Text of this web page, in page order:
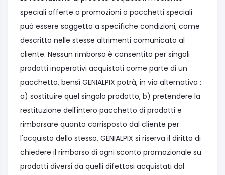
speciali offerte o promozioni o pacchetti speciali
può essere soggetta a specifiche condizioni, come
descritto nelle stesse altrimenti comunicato al
cliente. Nessun rimborso è consentito per singoli
prodotti inoperativi acquistati come parte di un
pacchetto, bensì GENIALPIX potrà, in via alternativa :
a) sostituire quel singolo prodotto, b) pretendere la
restituzione dell'intero pacchetto di prodotti e
rimborsare quanto corrisposto dal cliente per
l'acquisto dello stesso. GENIALPIX si riserva il diritto di
chiedere il rimborso di ogni sconto promozionale su
prodotti diversi da quelli difettosi acquistati dal